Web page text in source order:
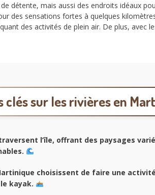
détente, mais aussi des endroits idéaux
des sensations fortes à quelques
des activités de plein air. De plus, avec
clés sur les rivières en
l’île, offrant des paysages
choisissent de faire une
kayak.